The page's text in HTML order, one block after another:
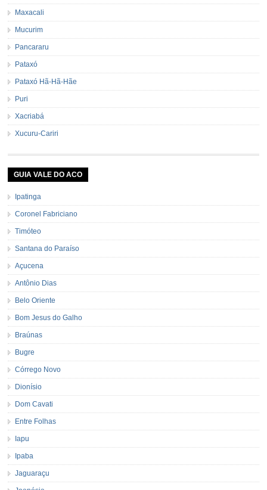
Maxacali
Mucurim
Pancararu
Pataxó
Pataxó Hã-Hã-Hãe
Puri
Xacriabá
Xucuru-Cariri
GUIA VALE DO ACO
Ipatinga
Coronel Fabriciano
Timóteo
Santana do Paraíso
Açucena
Antônio Dias
Belo Oriente
Bom Jesus do Galho
Braúnas
Bugre
Córrego Novo
Dionísio
Dom Cavati
Entre Folhas
Iapu
Ipaba
Jaguaraçu